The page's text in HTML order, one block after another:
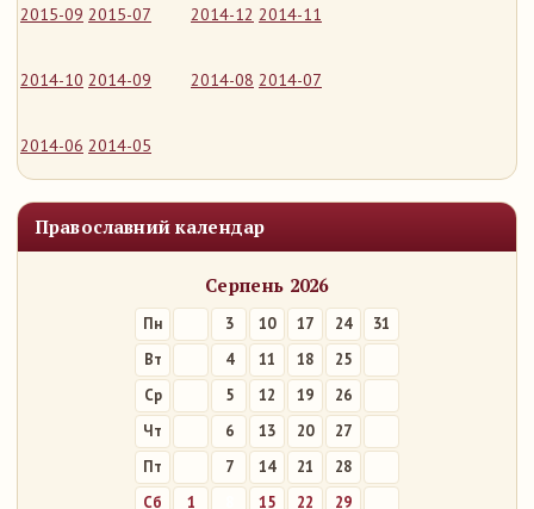
2015-09 2015-07 2014-12 2014-11
2014-10 2014-09 2014-08 2014-07
2014-06 2014-05
Православний календар
Серпень 2026
Пн 3 10 17 24
31
Вт
4 11 18
25
Ср
5 12 19
26
Чт
6 13 20
27
Пт
7 14 21
28
Сб
1 15 22
29